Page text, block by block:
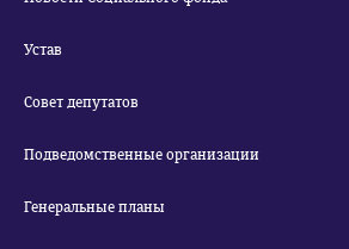
Устав
Совет депутатов
Подведомственные организации
Генеральные планы